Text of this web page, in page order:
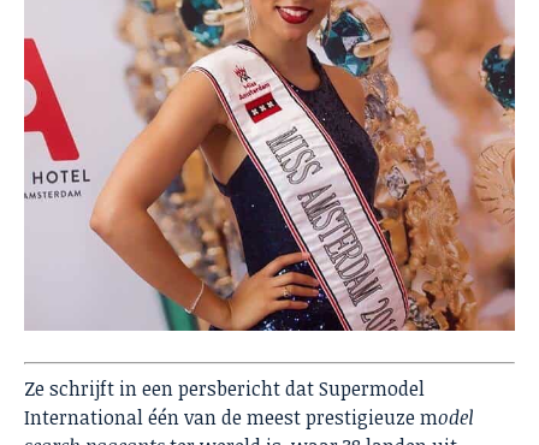
Ze schrijft in een persbericht dat Supermodel
International één van de meest prestigieuze model